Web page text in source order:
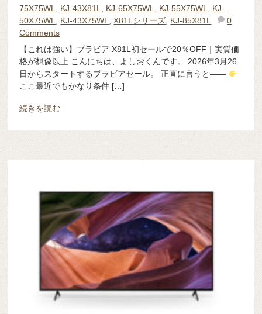
75X75WL, KJ-43X81L, KJ-65X75WL, KJ-55X75WL, KJ-
50X75WL, KJ-43X75WL,X81Lシリーズ, KJ-85X81L
0
Comments
【これは強い】ブラビア X81L初セールで20％OFF｜実質価
格が想像以上 こんにちは、よしおくんです。 2026年3月26
日からスタートするブラビアセール。 正直に言うと——
ここ最近でもかなり条件 […]
続きを読む